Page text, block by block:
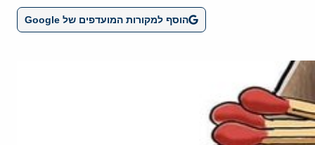
הוסף למקורות המועדפים של Google